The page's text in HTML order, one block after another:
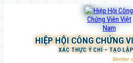
HIỆP HỘI CÔNG CHỨNG
XÁC THỰC Ý CHÍ – TẠO
Member